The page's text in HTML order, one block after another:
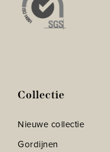
Collectie
Nieuwe collectie
Gordijnen